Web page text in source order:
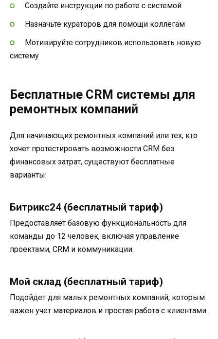
Создайте инструкции по работе с системой
Назначьте кураторов для помощи коллегам
Мотивируйте сотрудников использовать новую
систему
Бесплатные CRM системы для
ремонтных компаний
Для начинающих ремонтных компаний или тех, кто
хочет протестировать возможности CRM без
финансовых затрат, существуют бесплатные
варианты:
Битрикс24 (бесплатный тариф)
Предоставляет базовую функциональность для
команды до 12 человек, включая управление
проектами, CRM и коммуникации.
Мой склад (бесплатный тариф)
Подойдет для малых ремонтных компаний, которым
важен учет материалов и простая работа с клиентами.